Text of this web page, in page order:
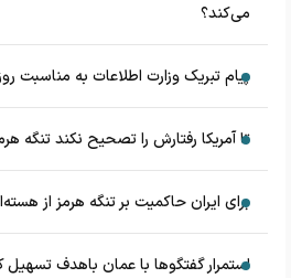
می‌کند؟
پیام تبریک وزارت اطلاعات به مناسبت
تا آمریکا رفتارش را تصحیح نکند تنگه
برای ایران حاکمیت بر تنگه هرمز از
استمرار گفتگوها با عمان باهدف تسهیل